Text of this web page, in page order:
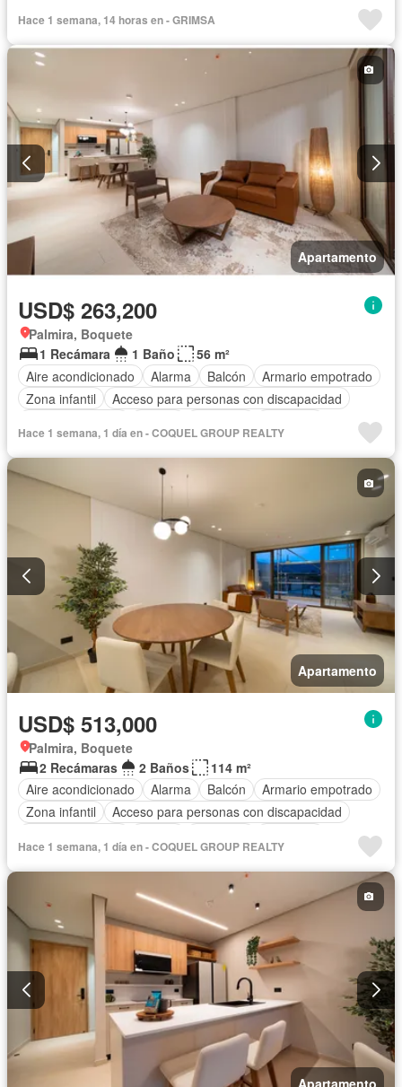
Hace 1 semana, 14 horas en - GRIMSA
Apartamento
USD$ 263,200
Palmira, Boquete
1 Recámara
1 Baño
56 m²
Aire acondicionado
Alarma Balcón
Armario empotrado
Zona infantil
Acceso para personas con discapacidad
Gas natural
Seguridad Piscina Agua
Hace 1 semana, 1 día en - COQUEL GROUP REALTY
Apartamento
USD$ 513,000
Palmira, Boquete
2 Recámaras
2 Baños
114 m²
Aire acondicionado
Alarma Balcón
Armario empotrado
Zona infantil
Acceso para personas con discapacidad
Gas natural
Seguridad Piscina Agua
Hace 1 semana, 1 día en - COQUEL GROUP REALTY
Apartamento